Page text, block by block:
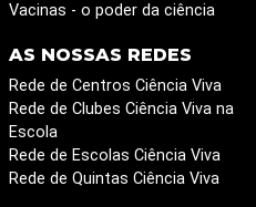
Vacinas - o poder da ciência
AS NOSSAS REDES
Rede de Centros Ciência Viva
Rede de Clubes Ciência Viva na
Escola
Rede de Escolas Ciência Viva
Rede de Quintas Ciência Viva